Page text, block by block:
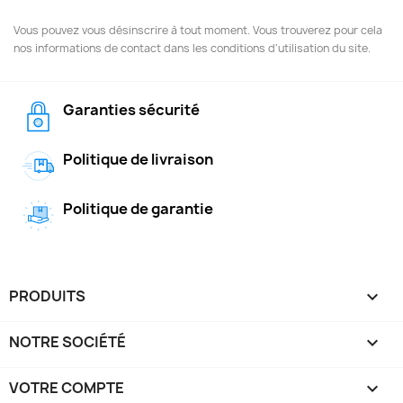
Vous pouvez vous désinscrire à tout moment. Vous trouverez pour cela
nos informations de contact dans les conditions d'utilisation du site.
Garanties sécurité
Politique de livraison
Politique de garantie
PRODUITS 
NOTRE SOCIÉTÉ 
VOTRE COMPTE 